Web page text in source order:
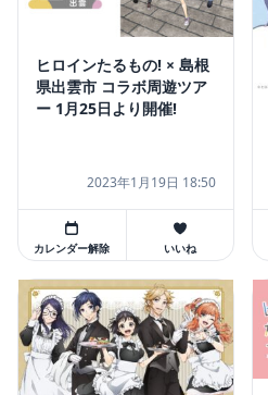
ヒロインたるもの! × 島根
県出雲市 コラボ周遊ツア
ー 1月25日より開催!
2023年1月19日 18:50
カレンダー解除 いいね